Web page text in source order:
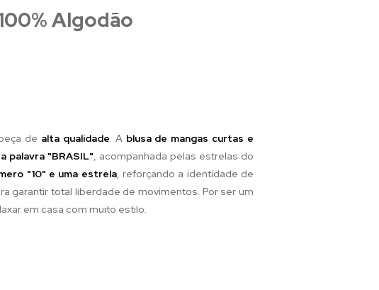
Algodão
de alta qualidade. A blusa de mangas curtas e
palavra "BRASIL", acompanhada pelas estrelas do
"10" e uma estrela, reforçando a identidade de
garantir total liberdade de movimentos. Por ser um
em casa com muito estilo.